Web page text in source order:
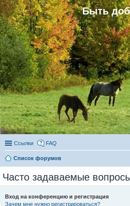
Быть
Ссылки FAQ
Список форумов
Часто задаваемые
Вход на конференцию и регистрация
Зачем мне нужно регистрироваться?